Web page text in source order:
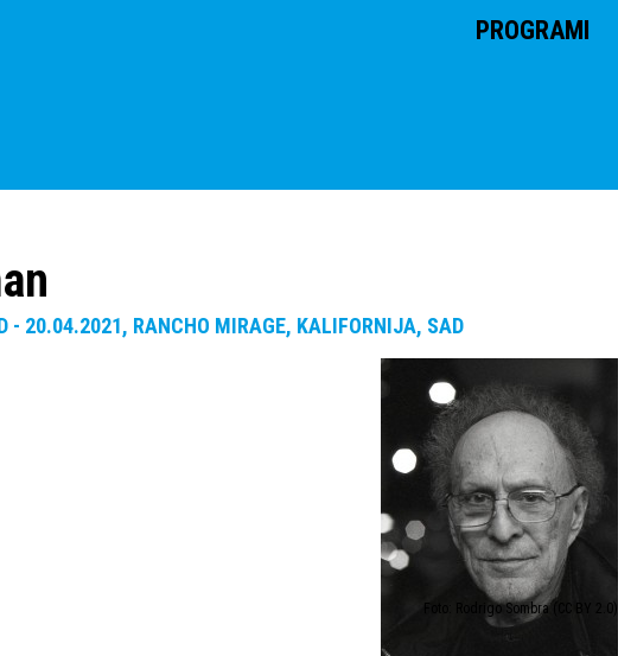
PROGRAMI
- 20.04.2021, RANCHO MIRAGE, KALIFORNIJA, SAD
Foto: Rodrigo Sombra (CC BY 2.0)